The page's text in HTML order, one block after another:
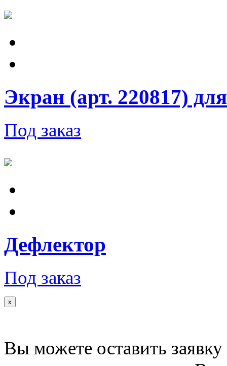
Экран (арт. 220817)
Под заказ
Дефлектор
Под заказ
x
Вы можете оставить